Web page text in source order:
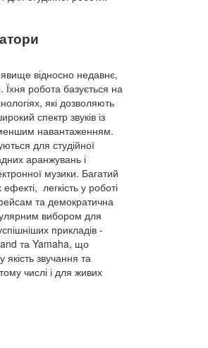
відносно недавнє,
робота базується на
які дозволяють
спектр звуків із
навантаженням.
для студійної
аранжувань і
музики. Багатий
ефекті, легкість у роботі
та демократична
вибором для
прикладів -
та Yamaha, що
звучання та
числі і для живих